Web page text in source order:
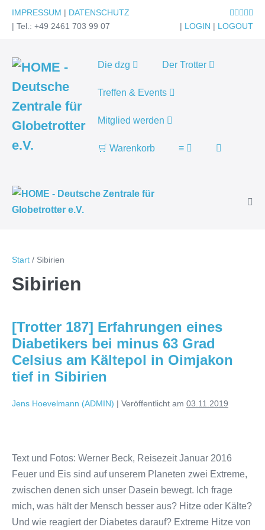
Zum
Inhalt
IMPRESSUM | DATENSCHUTZ
| Tel.: +49 2461 703 99 07
| LOGIN | LOGOUT
Die dzg Der Trotter
Treffen & Events
Mitglied werden
🛒 Warenkorb ≡
Suche-
Start / Sibirien
Sibirien
[Trotter 187] Erfahrungen eines
Diabetikers bei minus 63 Grad
Celsius am Kältepol in Oimjakon
tief in Sibirien
Jens Hoevelmann (ADMIN) | Veröffentlicht am 03.11.2019
Erfahrungen
eines
Diabetikers
bei
minus
Text und Fotos: Werner Beck, Reisezeit Januar 2016
Feuer und Eis sind auf unserem Planeten zwei Extreme,
zwischen denen sich unser Dasein bewegt. Ich frage
mich, was hält der Mensch besser aus? Hitze oder Kälte?
Und wie reagiert der Diabetes darauf? Extreme Hitze von